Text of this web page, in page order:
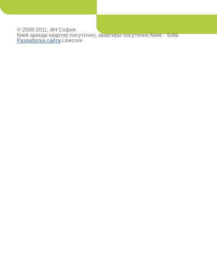
© 2008-2011, АН София
Киев аренда квартир посуточно, квартиры посуточно Киев - Sofia
Разработка сайта Linecore